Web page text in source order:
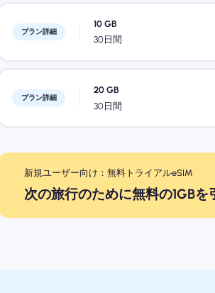
プラン詳細
10 GB
30日間
プラン詳細
20 GB
30日間
新規ユーザー向け：無料トライアルeSIM
次の旅行のために無料の1GBを